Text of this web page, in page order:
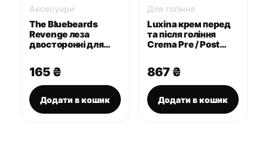
Аксесуари
The Bluebeards
Revenge леза
двосторонні для
165 ₴
Додати в кошик
Для гоління
Luxina крем перед
та після гоління
Crema Pre / Post
867 ₴
Додати в кошик